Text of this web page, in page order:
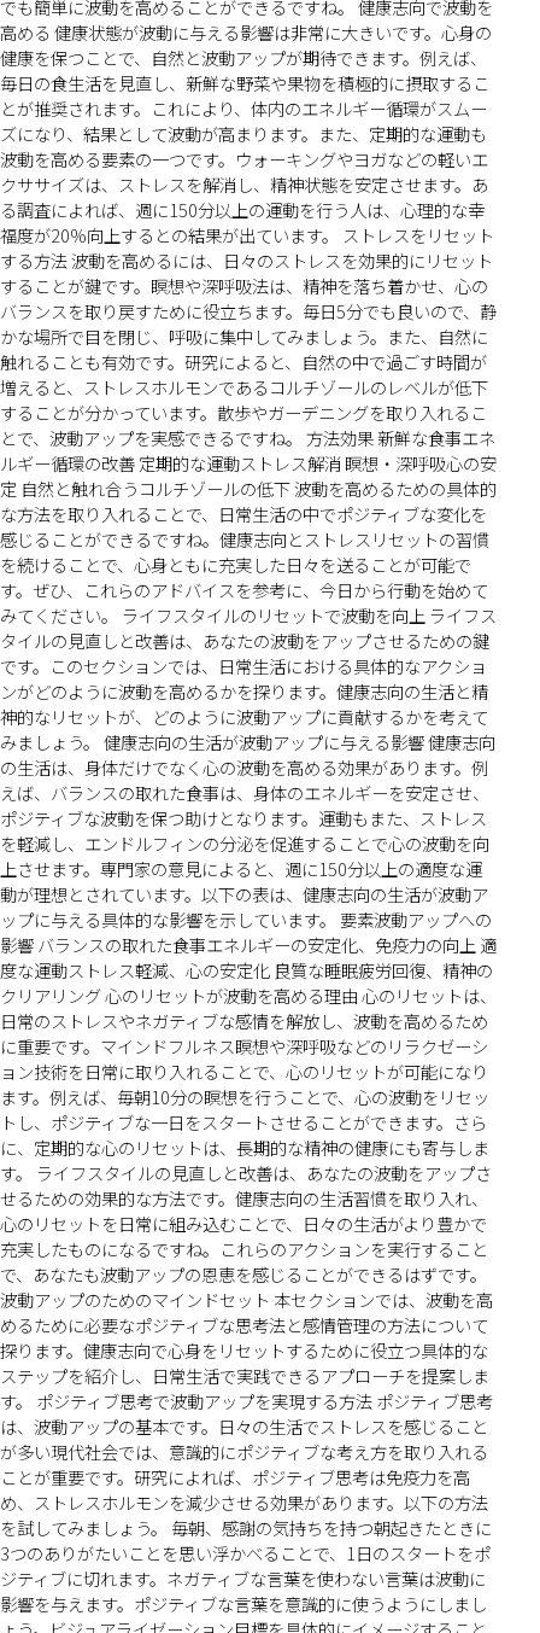
でも簡単に波動を高めることができるですね。 健康志向で波動を
高める 健康状態が波動に与える影響は非常に大きいです。心身の
健康を保つことで、自然と波動アップが期待できます。例えば、
毎日の食生活を見直し、新鮮な野菜や果物を積極的に摂取するこ
とが推奨されます。これにより、体内のエネルギー循環がスムー
ズになり、結果として波動が高まります。また、定期的な運動も
波動を高める要素の一つです。ウォーキングやヨガなどの軽いエ
クササイズは、ストレスを解消し、精神状態を安定させます。あ
る調査によれば、週に150分以上の運動を行う人は、心理的な幸
福度が20%向上するとの結果が出ています。 ストレスをリセット
する方法 波動を高めるには、日々のストレスを効果的にリセット
することが鍵です。瞑想や深呼吸法は、精神を落ち着かせ、心の
バランスを取り戻すために役立ちます。毎日5分でも良いので、静
かな場所で目を閉じ、呼吸に集中してみましょう。また、自然に
触れることも有効です。研究によると、自然の中で過ごす時間が
増えると、ストレスホルモンであるコルチゾールのレベルが低下
することが分かっています。散歩やガーデニングを取り入れるこ
とで、波動アップを実感できるですね。 方法効果 新鮮な食事エネ
ルギー循環の改善 定期的な運動ストレス解消 瞑想・深呼吸心の安
定 自然と触れ合うコルチゾールの低下 波動を高めるための具体的
な方法を取り入れることで、日常生活の中でポジティブな変化を
感じることができるですね。健康志向とストレスリセットの習慣
を続けることで、心身ともに充実した日々を送ることが可能で
す。ぜひ、これらのアドバイスを参考に、今日から行動を始めて
みてください。 ライフスタイルのリセットで波動を向上 ライフス
タイルの見直しと改善は、あなたの波動をアップさせるための鍵
です。このセクションでは、日常生活における具体的なアクショ
ンがどのように波動を高めるかを探ります。健康志向の生活と精
神的なリセットが、どのように波動アップに貢献するかを考えて
みましょう。 健康志向の生活が波動アップに与える影響 健康志向
の生活は、身体だけでなく心の波動を高める効果があります。例
えば、バランスの取れた食事は、身体のエネルギーを安定させ、
ポジティブな波動を保つ助けとなります。運動もまた、ストレス
を軽減し、エンドルフィンの分泌を促進することで心の波動を向
上させます。専門家の意見によると、週に150分以上の適度な運
動が理想とされています。以下の表は、健康志向の生活が波動ア
ップに与える具体的な影響を示しています。 要素波動アップへの
影響 バランスの取れた食事エネルギーの安定化、免疫力の向上 適
度な運動ストレス軽減、心の安定化 良質な睡眠疲労回復、精神の
クリアリング 心のリセットが波動を高める理由 心のリセットは、
日常のストレスやネガティブな感情を解放し、波動を高めるため
に重要です。マインドフルネス瞑想や深呼吸などのリラクゼーシ
ョン技術を日常に取り入れることで、心のリセットが可能になり
ます。例えば、毎朝10分の瞑想を行うことで、心の波動をリセッ
トし、ポジティブな一日をスタートさせることができます。さら
に、定期的な心のリセットは、長期的な精神の健康にも寄与しま
す。 ライフスタイルの見直しと改善は、あなたの波動をアップさ
せるための効果的な方法です。健康志向の生活習慣を取り入れ、
心のリセットを日常に組み込むことで、日々の生活がより豊かで
充実したものになるですね。これらのアクションを実行すること
で、あなたも波動アップの恩恵を感じることができるはずです。
波動アップのためのマインドセット 本セクションでは、波動を高
めるために必要なポジティブな思考法と感情管理の方法について
探ります。健康志向で心身をリセットするために役立つ具体的な
ステップを紹介し、日常生活で実践できるアプローチを提案しま
す。 ポジティブ思考で波動アップを実現する方法 ポジティブ思考
は、波動アップの基本です。日々の生活でストレスを感じること
が多い現代社会では、意識的にポジティブな考え方を取り入れる
ことが重要です。研究によれば、ポジティブ思考は免疫力を高
め、ストレスホルモンを減少させる効果があります。以下の方法
を試してみましょう。 毎朝、感謝の気持ちを持つ朝起きたときに
3つのありがたいことを思い浮かべることで、1日のスタートをポ
ジティブに切れます。ネガティブな言葉を使わない言葉は波動に
影響を与えます。ポジティブな言葉を意識的に使うようにしまし